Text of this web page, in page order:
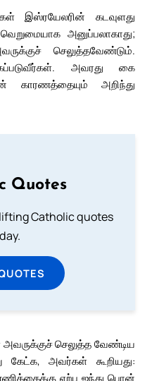
இஸ்ரயேலரின் கடவுளது
அனுப்பலாகாது;
செலுத்தவேண்டும்.
அவரது கை
காரணத்தையும் அறிந்து
Quotes
Catholic quotes
செலுத்த வேண்டிய
கேட்க, அவர்கள் கூறியது:
ஏற்ப ஐந்து பொன்